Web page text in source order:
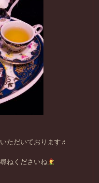
ただいております♬
ねくださいね